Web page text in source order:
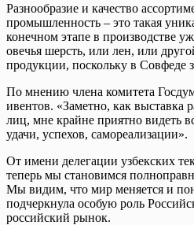
Разнообразие и качество
промышленность – это такая
конечном этапе в производстве
овечья шерсть, или лен, или
продукции, поскольку в Совфеде
По мнению члена комитета
ивентов. «Заметно, как
лиц, мне крайне приятно видеть
удачи, успехов, самореализации».
От имени делегации узбекских
теперь мы становимся
Мы видим, что мир меняется и
подчеркнула особую роль
российский рынок.